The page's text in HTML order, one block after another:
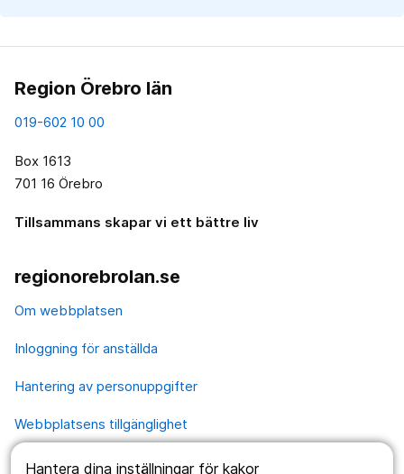
Hantera dina inställningar för kakor
Region Örebro län
019-602 10 00
Box 1613
701 16 Örebro
Tillsammans skapar vi ett bättre liv
regionorebrolan.se
Om webbplatsen
Inloggning för anställda
Hantering av personuppgifter
Webbplatsens tillgänglighet